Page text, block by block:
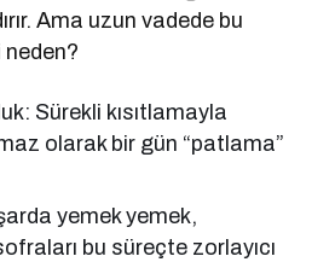
Ama uzun vadede bu
Sürekli kısıtlamayla
olarak bir gün “patlama”
yemek yemek,
bu süreçte zorlayıcı